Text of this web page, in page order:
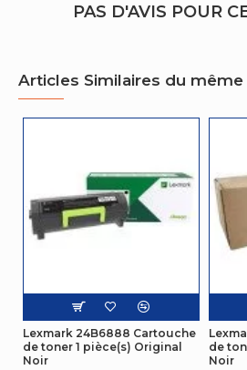
PAS D'AVIS POUR
Articles Similaires du
Lexmark 24B6888 Cartouche
de toner 1 pièce(s) Original
Noir
de
Noir